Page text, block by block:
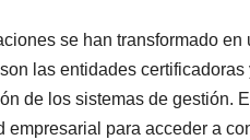
se han transformado
las entidades
de los sistemas de gestión.
empresarial para acceder a